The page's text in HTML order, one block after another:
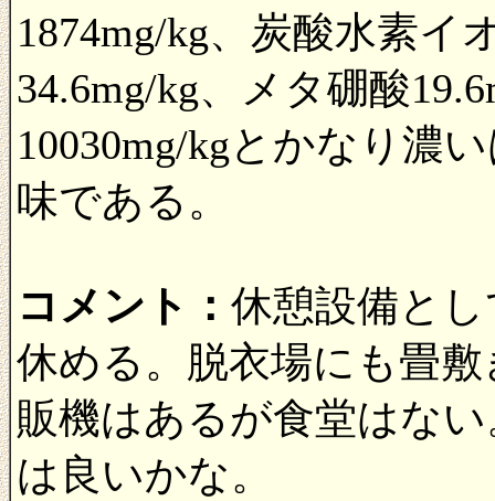
1874mg/kg、炭酸水素イ
34.6mg/kg、メタ硼酸
10030mg/kgとかなり濃
味である。
コメント： 休憩設備と
休める。脱衣場にも畳
販機はあるが食堂はな
は良いかな。